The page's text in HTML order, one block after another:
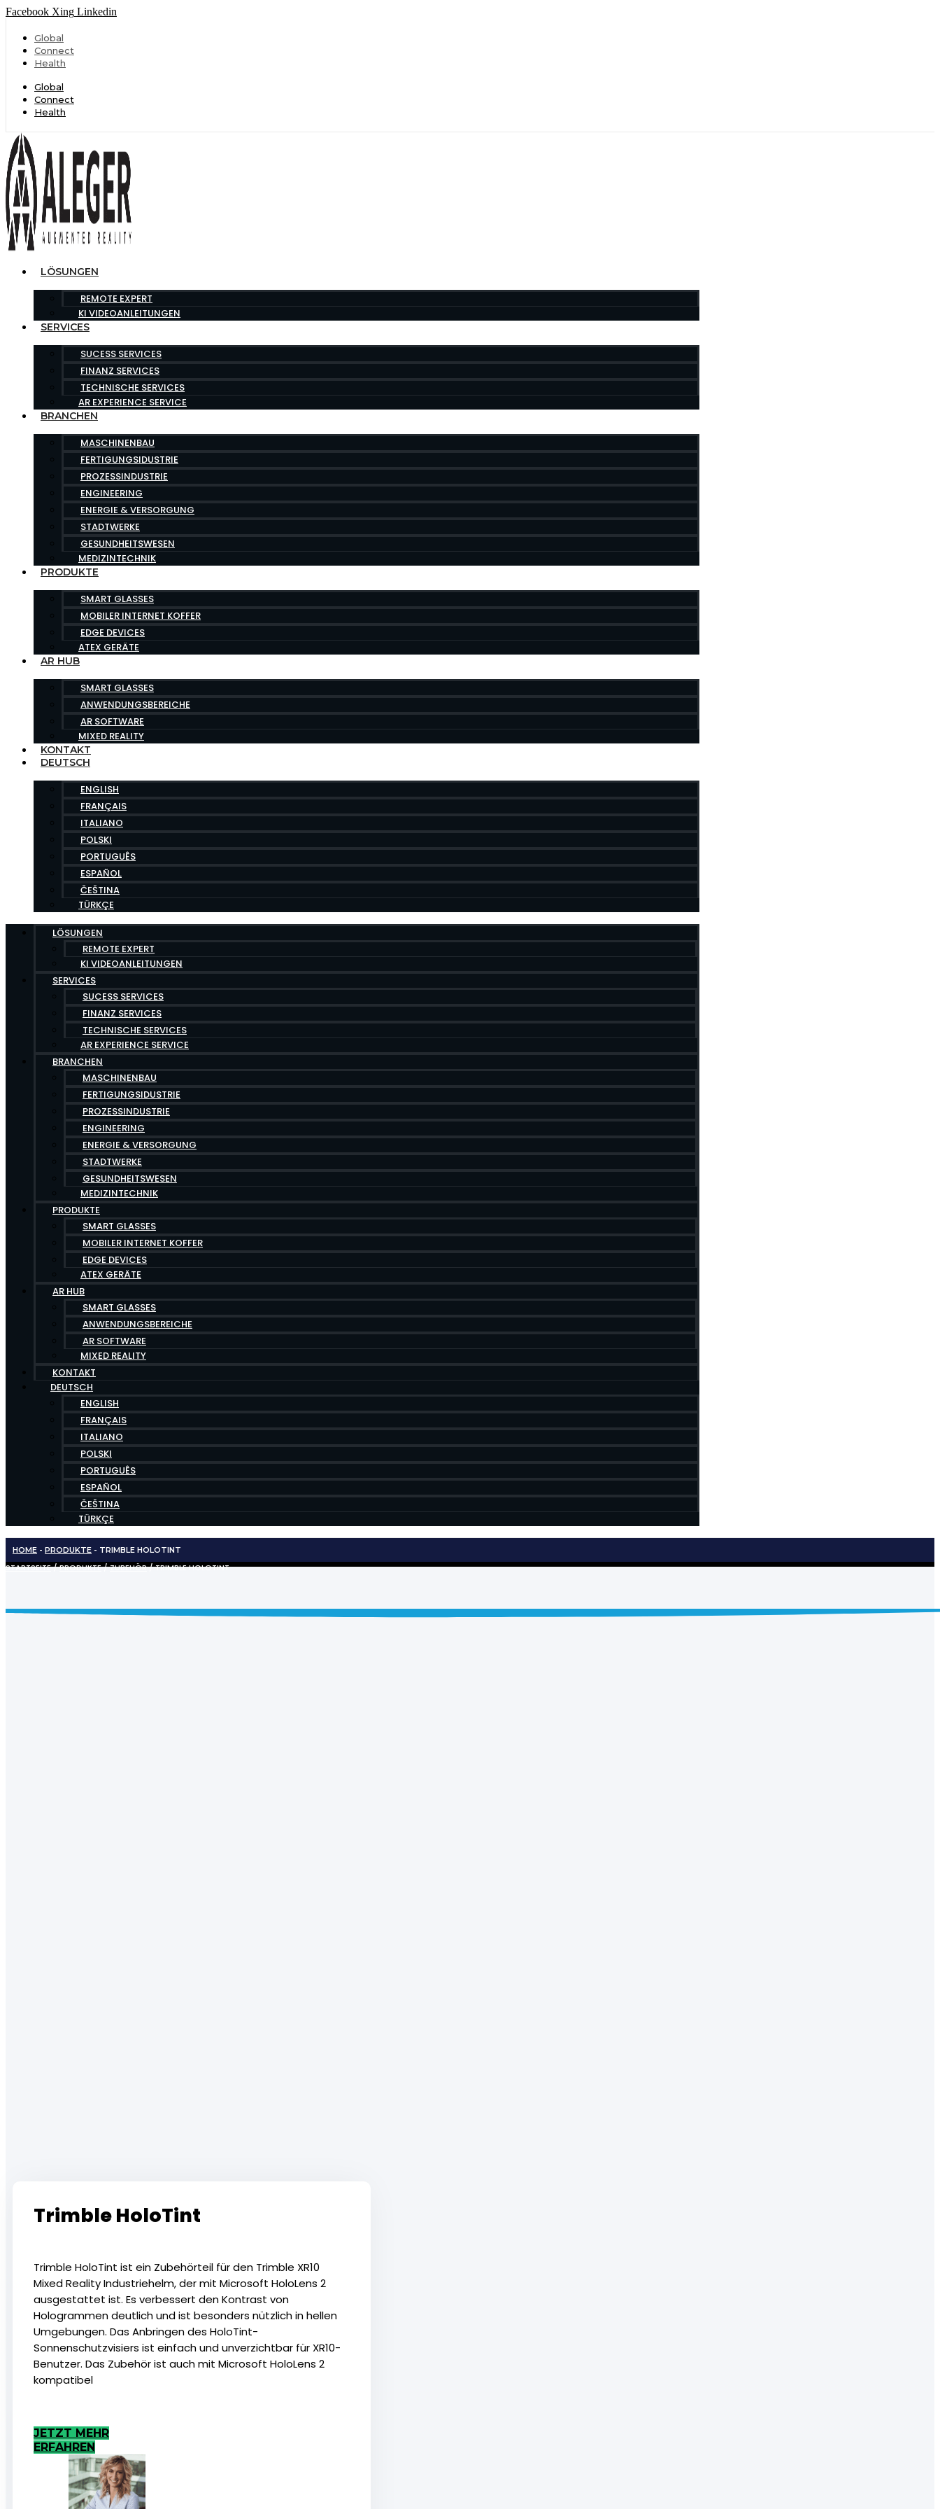
Facebook Xing Linkedin
Global
Connect
Health
Global
Connect
Health
LÖSUNGEN
REMOTE EXPERT
KI VIDEOANLEITUNGEN
SERVICES
SUCESS SERVICES
FINANZ SERVICES
TECHNISCHE SERVICES
AR EXPERIENCE SERVICE
BRANCHEN
MASCHINENBAU
FERTIGUNGSIDUSTRIE
PROZESSINDUSTRIE
ENGINEERING
ENERGIE & VERSORGUNG
STADTWERKE
GESUNDHEITSWESEN
MEDIZINTECHNIK
PRODUKTE
SMART GLASSES
MOBILER INTERNET KOFFER
EDGE DEVICES
ATEX GERÄTE
AR HUB
SMART GLASSES
ANWENDUNGSBEREICHE
AR SOFTWARE
MIXED REALITY
KONTAKT
DEUTSCH
ENGLISH
FRANÇAIS
ITALIANO
POLSKI
PORTUGUÊS
ESPAÑOL
ČEŠTINA
TÜRKÇE
LÖSUNGEN
REMOTE EXPERT
KI VIDEOANLEITUNGEN
SERVICES
SUCESS SERVICES
FINANZ SERVICES
TECHNISCHE SERVICES
AR EXPERIENCE SERVICE
BRANCHEN
MASCHINENBAU
FERTIGUNGSIDUSTRIE
PROZESSINDUSTRIE
ENGINEERING
ENERGIE & VERSORGUNG
STADTWERKE
GESUNDHEITSWESEN
MEDIZINTECHNIK
PRODUKTE
SMART GLASSES
MOBILER INTERNET KOFFER
EDGE DEVICES
ATEX GERÄTE
AR HUB
SMART GLASSES
ANWENDUNGSBEREICHE
AR SOFTWARE
MIXED REALITY
KONTAKT
DEUTSCH
ENGLISH
FRANÇAIS
ITALIANO
POLSKI
PORTUGUÊS
ESPAÑOL
ČEŠTINA
TÜRKÇE
HOME - PRODUKTE - TRIMBLE HOLOTINT
STARTSEITE/PRODUKTE/ZUBEHÖR/ TRIMBLE HOLOTINT
Trimble HoloTint
Trimble HoloTint ist ein Zubehörteil für den Trimble XR10
Mixed Reality Industriehelm, der mit Microsoft HoloLens 2
ausgestattet ist. Es verbessert den Kontrast von
Hologrammen deutlich und ist besonders nützlich in hellen
Umgebungen. Das Anbringen des HoloTint-
Sonnenschutzvisiers ist einfach und unverzichtbar für XR10-
Benutzer. Das Zubehör ist auch mit Microsoft HoloLens 2
kompatibel
JETZT MEHR
ERFAHREN